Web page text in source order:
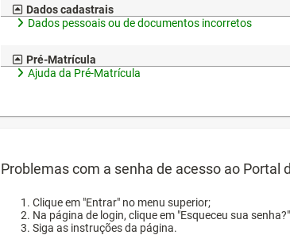
Dados cadastrais
Dados pessoais ou de documentos incorretos
Pré-Matrícula
Ajuda da Pré-Matrícula
Problemas com a senha de acesso ao Portal
Clique em "Entrar" no menu superior;
Na página de login, clique em "Esqueceu sua
Siga as instruções da página.